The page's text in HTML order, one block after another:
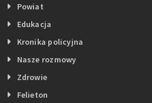
Powiat
Edukacja
Kronika policyjna
Nasze rozmowy
Zdrowie
Felieton